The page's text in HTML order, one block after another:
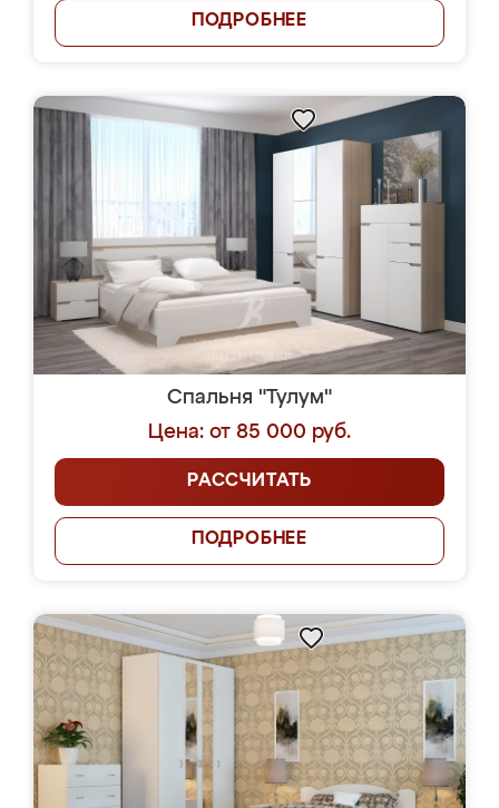
ПОДРОБНЕЕ
Спальня "Тулум"
Цена: от 85 000 руб.
РАССЧИТАТЬ
ПОДРОБНЕЕ